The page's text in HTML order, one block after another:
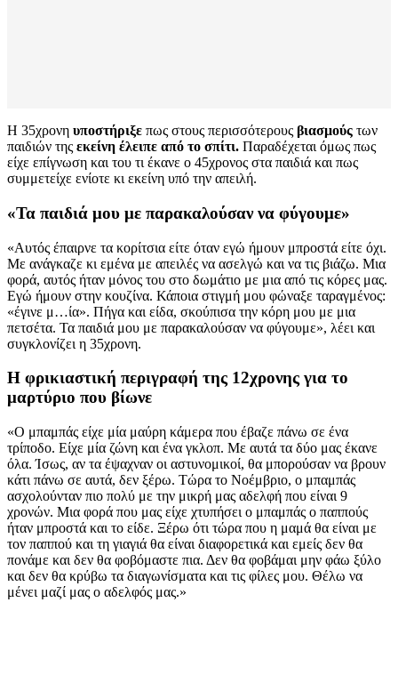
Η 35χρονη υποστήριξε πως στους περισσότερους βιασμούς των
παιδιών της εκείνη έλειπε από το σπίτι. Παραδέχεται όμως πως
είχε επίγνωση και του τι έκανε ο 45χρονος στα παιδιά και πως
συμμετείχε ενίοτε κι εκείνη υπό την απειλή.
«Τα παιδιά μου με παρακαλούσαν να φύγουμε»
«Αυτός έπαιρνε τα κορίτσια είτε όταν εγώ ήμουν μπροστά είτε όχι.
Με ανάγκαζε κι εμένα με απειλές να ασελγώ και να τις βιάζω. Μια
φορά, αυτός ήταν μόνος του στο δωμάτιο με μια από τις κόρες μας.
Εγώ ήμουν στην κουζίνα. Κάποια στιγμή μου φώναξε ταραγμένος:
«έγινε μ…ία». Πήγα και είδα, σκούπισα την κόρη μου με μια
πετσέτα. Τα παιδιά μου με παρακαλούσαν να φύγουμε», λέει και
συγκλονίζει η 35χρονη.
Η φρικιαστική περιγραφή της 12χρονης για το
μαρτύριο που βίωνε
«Ο μπαμπάς είχε μία μαύρη κάμερα που έβαζε πάνω σε ένα
τρίποδο. Είχε μία ζώνη και ένα γκλοπ. Με αυτά τα δύο μας έκανε
όλα. Ίσως, αν τα έψαχναν οι αστυνομικοί, θα μπορούσαν να βρουν
κάτι πάνω σε αυτά, δεν ξέρω. Τώρα το Νοέμβριο, ο μπαμπάς
ασχολούνταν πιο πολύ με την μικρή μας αδελφή που είναι 9
χρονών. Μια φορά που μας είχε χτυπήσει ο μπαμπάς ο παππούς
ήταν μπροστά και το είδε. Ξέρω ότι τώρα που η μαμά θα είναι με
τον παππού και τη γιαγιά θα είναι διαφορετικά και εμείς δεν θα
πονάμε και δεν θα φοβόμαστε πια. Δεν θα φοβάμαι μην φάω ξύλο
και δεν θα κρύβω τα διαγωνίσματα και τις φίλες μου. Θέλω να
μένει μαζί μας ο αδελφός μας.»